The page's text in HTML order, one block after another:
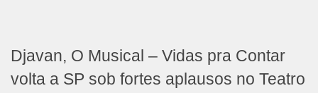
Djavan, O Musical – Vidas pra Contar
volta a SP sob fortes aplausos no Teatro